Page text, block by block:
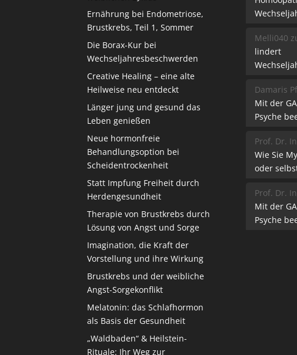
Ernährung bei Endometriose,
Brustkrebs, Teil 1, Sommer
Die Borax-Kur bei
Wechseljahresbeschwerden
Creative Healing – eine alte
Heilweise neu entdeckt
Länger jung und gesund das
Leben genießen
Neue hormonfreie
Behandlungsoption bei
Scheidentrockenheit
Statt Impfung Freiheit durch
Herdengesundheit
Therapie von Brustkrebs durch
Lösung von Angst und Sorge
Imagination, die Kraft der
Vorstellung und ihre Wirkung
Brustkrebs und der weibliche
Angst-Sorgekonflikt
Melatonin: das Schlafhormon
als Basis der Gesundheit
„Waldbaden“ & Heilstein-
Rituale: Ihr Weg zur
Melli040
lindert
Damaris
Mit der
Psyche
Prof. Dr.
Wie Sie
oder
Prof. Dr.
Mit der
Psyche